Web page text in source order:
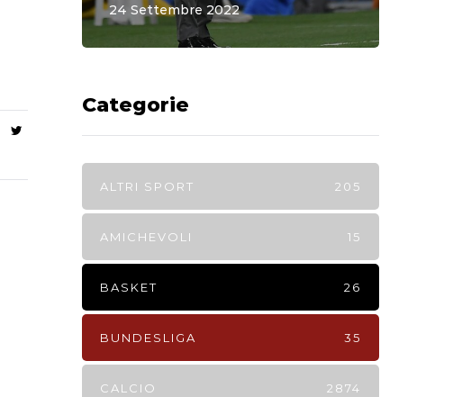
24 Settembre 2022
Categorie
ALTRI SPORT 205
AMICHEVOLI 15
BASKET 26
BUNDESLIGA 35
CALCIO 2874